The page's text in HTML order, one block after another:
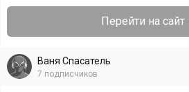
Перейти на сайт
Ваня Спасатель
7 подписчиков